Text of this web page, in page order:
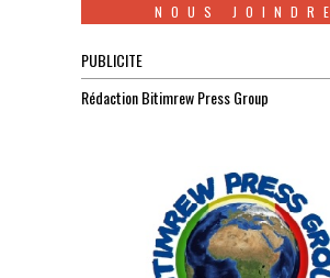
NOUS JOINDRE
PUBLICITE
Rédaction Bitimrew Press Group